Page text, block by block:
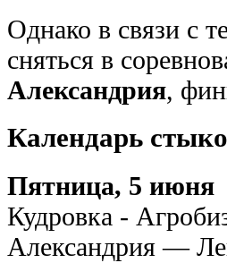
Однако в связи с
сняться в
Александрия,
Календарь
Пятница, 5 июня
Кудровка -
Александрия —